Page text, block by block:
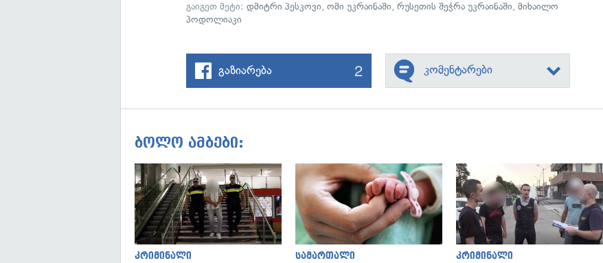
გაიგეთ მეტი:დმიტრი პესკოვი,ომი უკრაინაში,რუსეთის შეჭრა უკრაინაში,მიხაილო
პოდოლიაკი
გაზიარება 2 კომენტარები
ბოლო ამბები:
გადახედვა
კრიმინალი
გადახედვა
სამართალი კრიმინალი